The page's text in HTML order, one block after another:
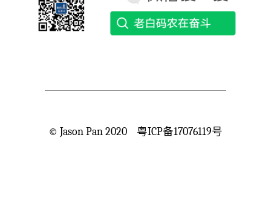
© Jason Pan 2020 粤ICP备17076119号